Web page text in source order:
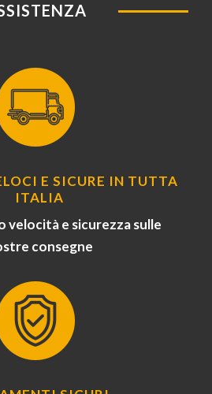
E SICURE IN TUTTA
ITALIA
velocità e sicurezza sulle
consegne